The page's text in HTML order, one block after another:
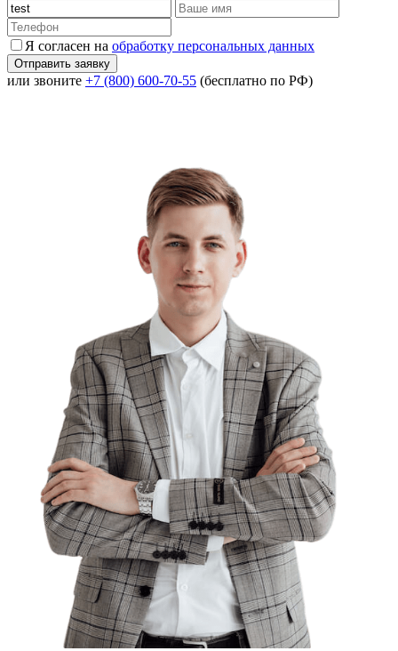
Я согласен на обработку персональных данных
или звоните +7 (800) 600-70-55 (бесплатно по РФ)